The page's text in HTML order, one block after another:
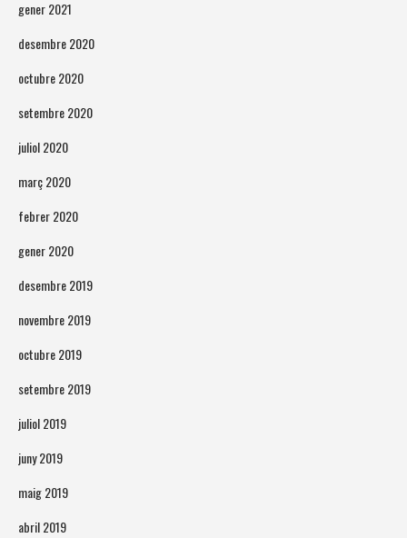
gener 2021
desembre 2020
octubre 2020
setembre 2020
juliol 2020
març 2020
febrer 2020
gener 2020
desembre 2019
novembre 2019
octubre 2019
setembre 2019
juliol 2019
juny 2019
maig 2019
abril 2019